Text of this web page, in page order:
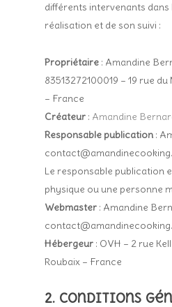
différents intervenants dans
réalisation et de son suivi :
Propriétaire : Amandine
83513272100019 – 19 rue
– France
Créateur : Amandine
Responsable publication :
Le responsable publication
physique ou une personne
Webmaster : Amandine
Hébergeur : OVH – 2 rue
Roubaix – France
2. Conditions